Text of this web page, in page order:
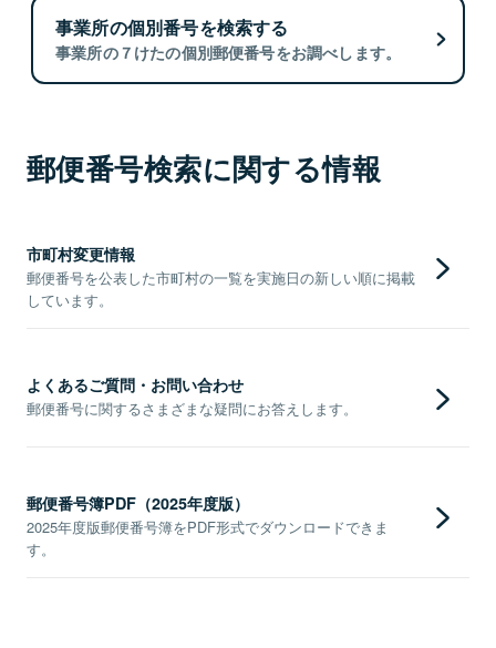
事業所の個別番号を検索する
事業所の７けたの個別郵便番号をお調べします。
郵便番号検索に関する情報
市町村変更情報
郵便番号を公表した市町村の一覧を実施日の新しい順に掲載
しています。
よくあるご質問・お問い合わせ
郵便番号に関するさまざまな疑問にお答えします。
郵便番号簿PDF（2025年度版）
2025年度版郵便番号簿をPDF形式でダウンロードできま
す。